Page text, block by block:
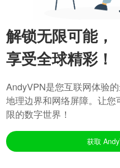
解锁无限可能，
享受全球精彩！
AndyVPN是您互联网体验
地理边界和网络屏障。让
限的数字世界！
获取